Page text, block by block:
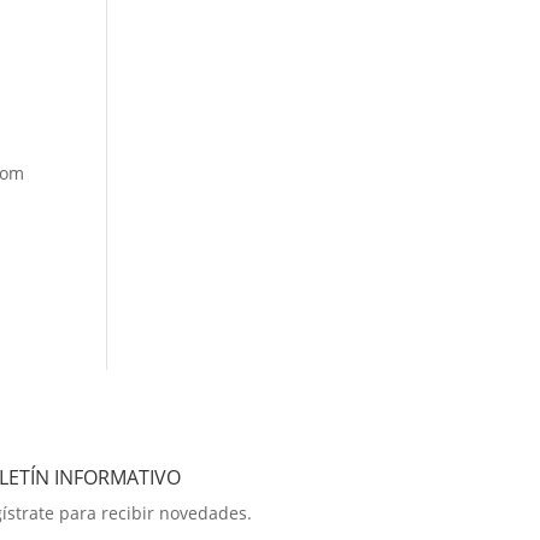
INFORMATIVO
para recibir novedades.